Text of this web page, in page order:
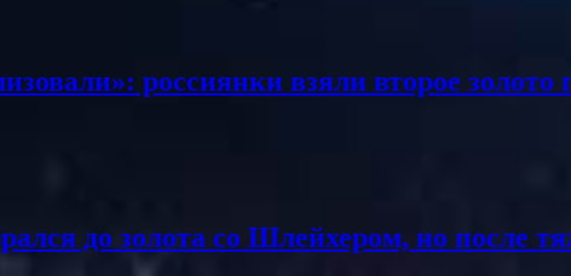
россиянки взяли второе
до золота со Шлейхером, но после